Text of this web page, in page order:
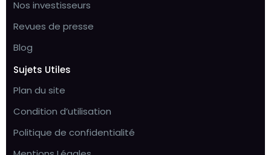
Nos investisseurs
Revues de presse
Blog
Sujets Utiles
Plan du site
Condition d’utilisation
Politique de confidentialité